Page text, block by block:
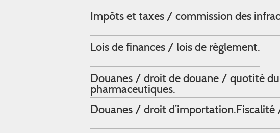
Impôts et taxes / commission des
Lois de finances / lois de règlement.
Douanes / droit de douane / quotité
pharmaceutiques.
Douanes / droit d’importation.Fiscalité